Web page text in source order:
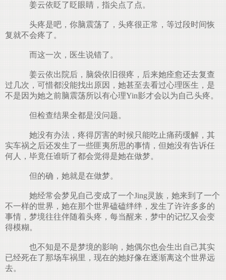
姜云依眨了眨眼睛，指尖点了点。
头疼是吧，你脑震荡了，头疼很正常，等过段时间恢
复就不会疼了。
而这一次，医生说错了。
姜云依出院后，脑袋依旧很疼，后来她痊愈还去复查
过几次，可惜都没能找出原因，她甚至去看过心理医生，是
不是因为她之前脑震荡所以有心理Yin影才会以为自己头疼。
但检查结果全都是没问题。
她没有办法，疼得厉害的时候只能吃止痛药缓解，其
实车祸之后还发生了一些匪夷所思的事情，但她没有告诉任
何人，毕竟任谁听了都会觉得是她在做梦。
但的确，她就是在做梦。
她经常会梦见自己变成了一个Jing灵族，她来到了一个
不一样的世界，她在那个世界磕磕绊绊，发生了许许多多的
事情，梦境往往伴随着头疼，每当醒来，梦中的记忆又会变
得模糊。
也不知是不是梦境的影响，她偶尔也会生出自己其实
已经死在了那场车祸里，现在的她好像在逐渐离这个世界远
去。